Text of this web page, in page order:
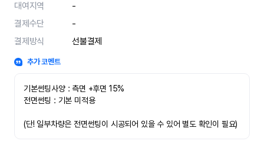
대여지역
-
결제수단
-
결제방식
선불결제
추가 코멘트
기본썬팅사양 : 측면 +후면 15%
전면썬팅 : 기본 미적용
(단! 일부차량은 전면썬팅이 시공되어 있을 수 있어 별도 확인이 필요)